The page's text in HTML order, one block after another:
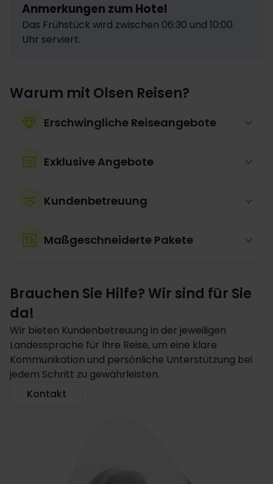
Anmerkungen zum Hotel
Das Frühstück wird zwischen 06:30 und 10:00
Uhr serviert.
Warum mit Olsen Reisen?
Erschwingliche Reiseangebote
Exklusive Angebote
Kundenbetreuung
Maßgeschneiderte Pakete
Brauchen Sie Hilfe? Wir sind für Sie
da!
Wir bieten Kundenbetreuung in der jeweiligen
Landessprache für Ihre Reise, um eine klare
Kommunikation und persönliche Unterstützung bei
jedem Schritt zu gewährleisten.
Kontakt